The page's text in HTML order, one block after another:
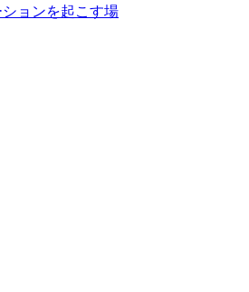
ョンを起こす場